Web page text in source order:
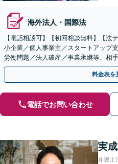
海外法人・国際法
【電話相談可】【初回相談無料】【法
小企業／個人事業主／スタートアップ
労働問題／法人破産／事業承継等、相
ート。顧問契約料は柔軟に調整【完全
料金表を
電話でお問い合わせ
実
弁護士